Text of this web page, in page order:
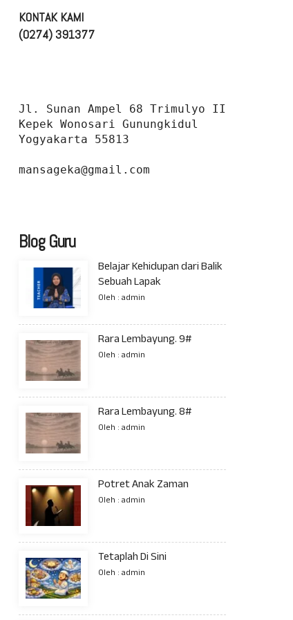
KONTAK KAMI
(0274) 391377
Jl. Sunan Ampel 68 Trimulyo II
Kepek Wonosari Gunungkidul
Yogyakarta 55813
mansageka@gmail.com
Blog Guru
Belajar Kehidupan dari Balik
Sebuah Lapak
Oleh : admin
Rara Lembayung. 9#
Oleh : admin
Rara Lembayung. 8#
Oleh : admin
Potret Anak Zaman
Oleh : admin
Tetaplah Di Sini
Oleh : admin